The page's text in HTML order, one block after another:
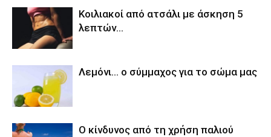
Κοιλιακοί από ατσάλι με άσκηση 5
λεπτών…
Λεμόνι… ο σύμμαχος για το σώμα μας
Ο κίνδυνος από τη χρήση παλιού